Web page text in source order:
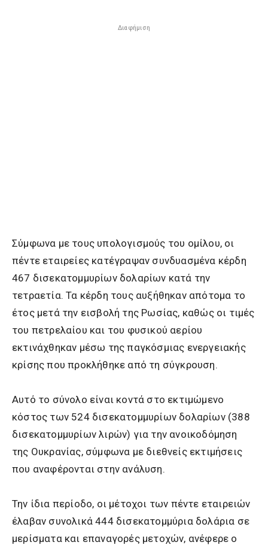
Διαφήμιση
Σύμφωνα με τους υπολογισμούς του ομίλου, οι
πέντε εταιρείες κατέγραψαν συνδυασμένα κέρδη
467 δισεκατομμυρίων δολαρίων κατά την
τετραετία. Τα κέρδη τους αυξήθηκαν απότομα το
έτος μετά την εισβολή της Ρωσίας, καθώς οι τιμές
του πετρελαίου και του φυσικού αερίου
εκτινάχθηκαν μέσω της παγκόσμιας ενεργειακής
κρίσης που προκλήθηκε από τη σύγκρουση.
Αυτό το σύνολο είναι κοντά στο εκτιμώμενο
κόστος των 524 δισεκατομμυρίων δολαρίων (388
δισεκατομμυρίων λιρών) για την ανοικοδόμηση
της Ουκρανίας, σύμφωνα με διεθνείς εκτιμήσεις
που αναφέρονται στην ανάλυση.
Την ίδια περίοδο, οι μέτοχοι των πέντε εταιρειών
έλαβαν συνολικά 444 δισεκατομμύρια δολάρια σε
μερίσματα και επαναγορές μετοχών, ανέφερε ο